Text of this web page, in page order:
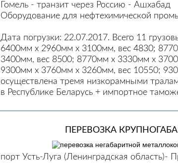
Гомель - транзит через Россию - Ашхабад
Оборудование для нефтехимической
Дата погрузки: 22.07.2017. Всего 11
6400мм х 2960мм х 3100мм, вес 4830;
3400мм, вес 8500; 8770мм х 3330мм х
9300мм х 3760мм х 3260мм, вес 10550;
осуществлена тремя низкорамными
в Республике Беларусь + импортное
ПЕРЕВОЗКА
порт Усть-Луга (Ленинградская область)-